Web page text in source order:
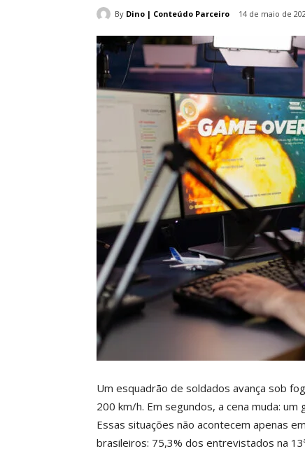
By Dino | Conteúdo Parceiro 14 de maio de
Um esquadrão de soldados avança sob
200 km/h. Em segundos, a cena muda:
Essas situações não acontecem apenas
brasileiros: 75,3% dos entrevistados na